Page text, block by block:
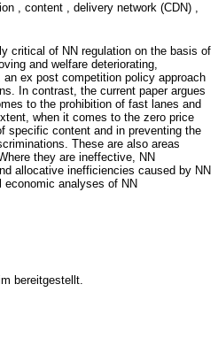
, content , delivery network (CDN) ,
critical of NN regulation on the basis of
and welfare deteriorating,
ex post competition policy approach
In contrast, the current paper argues
to the prohibition of fast lanes and
when it comes to the zero price
specific content and in preventing the
These are also areas
they are ineffective, NN
allocative inefficiencies caused by NN
economic analyses of NN
bereitgestellt.